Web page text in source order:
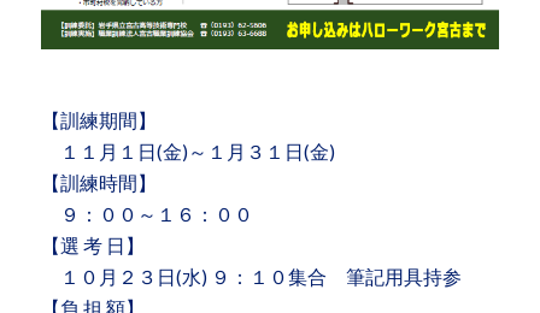
【訓練期間】
１１月１日(金)～１月３１日(金)
【訓練時間】
９：００～１６：００
【選 考 日】
１０月２３日(水) ９：１０集合 筆記用具持参
【負 担 額】